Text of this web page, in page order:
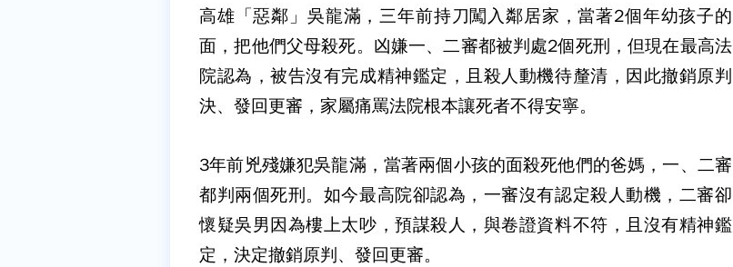
高雄「惡鄰」吳龍滿，三年前持刀闖入鄰居家，當著2個年幼孩子的
面，把他們父母殺死。凶嫌一、二審都被判處2個死刑，但現在最高法
院認為，被告沒有完成精神鑑定，且殺人動機待釐清，因此撤銷原判
決、發回更審，家屬痛罵法院根本讓死者不得安寧。
3年前兇殘嫌犯吳龍滿，當著兩個小孩的面殺死他們的爸媽，一、二審
都判兩個死刑。如今最高院卻認為，一審沒有認定殺人動機，二審卻
懷疑吳男因為樓上太吵，預謀殺人，與卷證資料不符，且沒有精神鑑
定，決定撤銷原判、發回更審。